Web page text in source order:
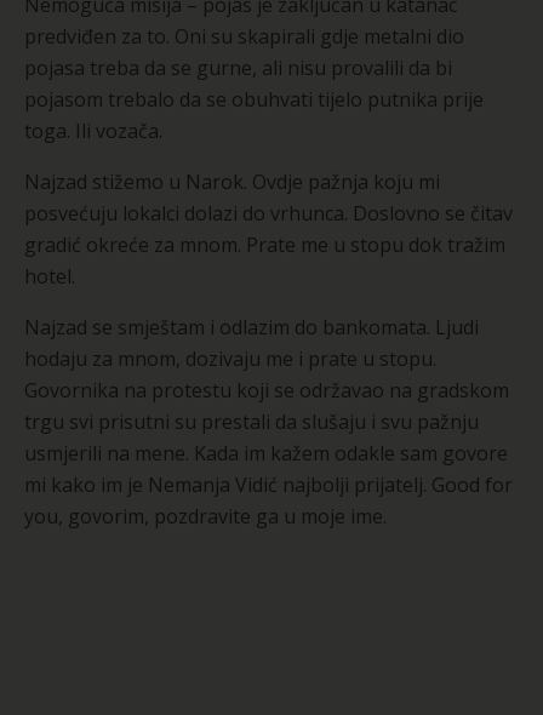
predviđen za to. Oni su skapirali gdje metalni dio
pojasa treba da se gurne, ali nisu provalili da bi
pojasom trebalo da se obuhvati tijelo putnika prije
toga. Ili vozača.
Najzad stižemo u Narok. Ovdje pažnja koju mi
posvećuju lokalci dolazi do vrhunca. Doslovno se čitav
gradić okreće za mnom. Prate me u stopu dok tražim
hotel.
Najzad se smještam i odlazim do bankomata. Ljudi
hodaju za mnom, dozivaju me i prate u stopu.
Govornika na protestu koji se održavao na gradskom
trgu svi prisutni su prestali da slušaju i svu pažnju
usmjerili na mene. Kada im kažem odakle sam govore
mi kako im je Nemanja Vidić najbolji prijatelj. Good for
you, govorim, pozdravite ga u moje ime.